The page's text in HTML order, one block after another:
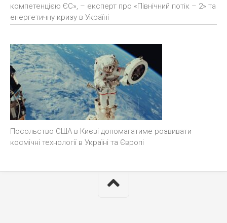
компетенцією ЄС», – експерт про «Північний потік – 2» та
енергетичну кризу в Україні
Посольство США в Києві допомагатиме розвивати
космічні технології в Україні та Європі